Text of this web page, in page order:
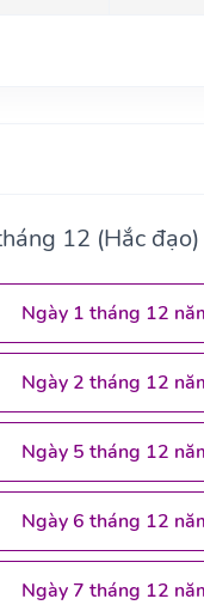
12 (Hắc đạo)
Ngày 1 tháng 12
Ngày 2 tháng 12
Ngày 5 tháng 12
Ngày 6 tháng 12
Ngày 7 tháng 12